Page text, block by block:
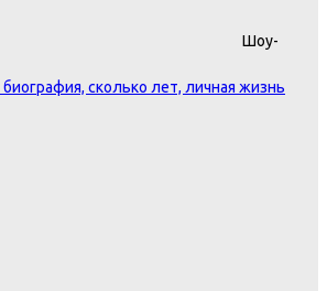
Шоу-
сколько лет, личная жизнь